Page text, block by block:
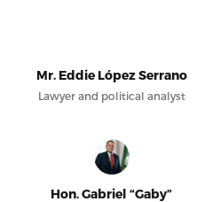
Mr. Eddie López Serrano
Lawyer and political analyst
Hon. Gabriel “Gaby”